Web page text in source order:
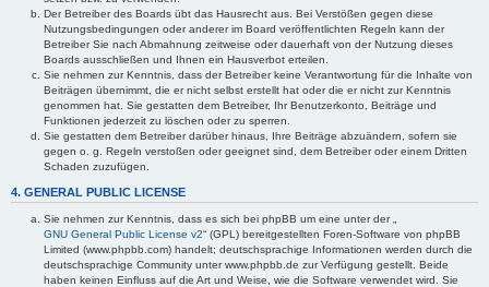
Der Betreiber des Boards übt das Hausrecht aus. Bei Verstößen gegen diese
Nutzungsbedingungen oder anderer im Board veröffentlichten Regeln kann der
Betreiber Sie nach Abmahnung zeitweise oder dauerhaft von der Nutzung dieses
Boards ausschließen und Ihnen ein Hausverbot erteilen.
Sie nehmen zur Kenntnis, dass der Betreiber keine Verantwortung für die Inhalte von
Beiträgen übernimmt, die er nicht selbst erstellt hat oder die er nicht zur Kenntnis
genommen hat. Sie gestatten dem Betreiber, Ihr Benutzerkonto, Beiträge und
Funktionen jederzeit zu löschen oder zu sperren.
Sie gestatten dem Betreiber darüber hinaus, Ihre Beiträge abzuändern, sofern sie
gegen o. g. Regeln verstoßen oder geeignet sind, dem Betreiber oder einem Dritten
Schaden zuzufügen.
4. GENERAL PUBLIC LICENSE
Sie nehmen zur Kenntnis, dass es sich bei phpBB um eine unter der „
GNU General Public License v2“ (GPL) bereitgestellten Foren-Software von phpBB
Limited (www.phpbb.com) handelt; deutschsprachige Informationen werden durch die
deutschsprachige Community unter www.phpbb.de zur Verfügung gestellt. Beide
haben keinen Einfluss auf die Art und Weise, wie die Software verwendet wird. Sie